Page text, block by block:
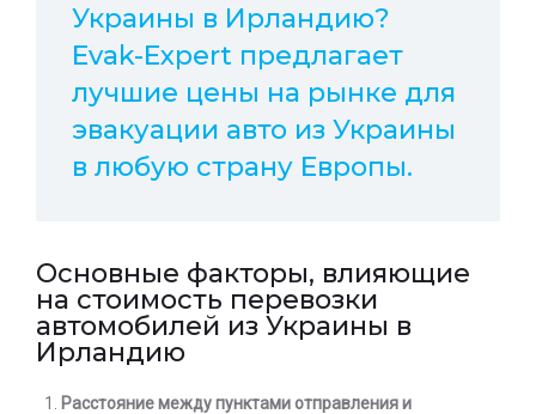
Украины в Ирландию?
Evak-Expert предлагает
лучшие цены на рынке для
эвакуации авто из Украины
в любую страну Европы.
Основные факторы, влияющие
на стоимость перевозки
автомобилей из Украины в
Ирландию
Расстояние между пунктами отправления и